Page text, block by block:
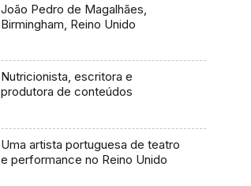
João Pedro de Magalhães,
Birmingham, Reino Unido
Nutricionista, escritora e
produtora de conteúdos
Uma artista portuguesa de teatro
e performance no Reino Unido